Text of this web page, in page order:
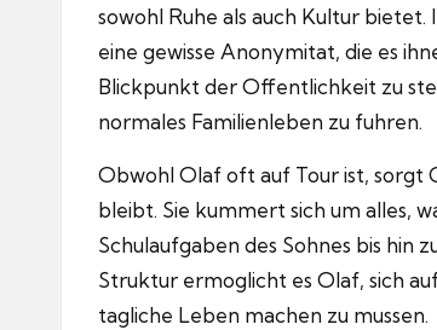
sowohl Ruhe als auch Kultur bietet.
eine gewisse Anonymitat, die es
Blickpunkt der Offentlichkeit zu
normales Familienleben zu fuhren.
Obwohl Olaf oft auf Tour ist, sorgt
bleibt. Sie kummert sich um alles,
Schulaufgaben des Sohnes bis hin
Struktur ermoglicht es Olaf, sich
tagliche Leben machen zu mussen.